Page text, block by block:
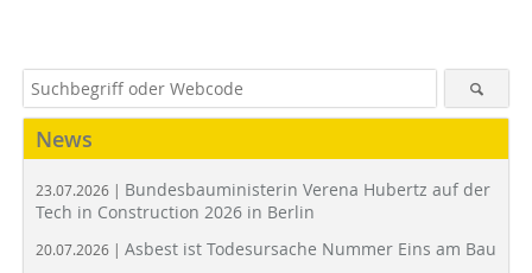
News
23.07.2026 | Bundesbauministerin Verena Hubertz auf der
Tech in Construction 2026 in Berlin
20.07.2026 | Asbest ist Todesursache Nummer Eins am Bau